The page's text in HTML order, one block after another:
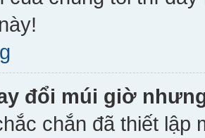
đổi múi giờ
chắn đã thiết lập